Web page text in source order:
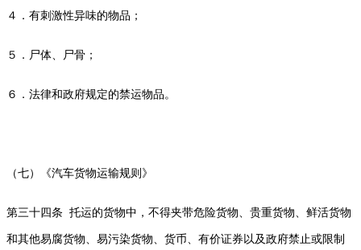
４．有刺激性异味的物品；
５．尸体、尸骨；
６．法律和政府规定的禁运物品。
（七）《汽车货物运输规则》
第三十四条 托运的货物中，不得夹带危险货物、贵重货物、鲜活货物
和其他易腐货物、易污染货物、货币、有价证券以及政府禁止或限制